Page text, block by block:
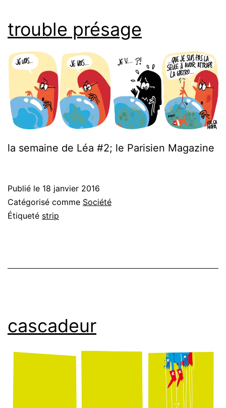
trouble présage
la semaine de Léa #2; le Parisien Magazine
Publié le 18 janvier 2016
Catégorisé comme Société
Étiqueté strip
cascadeur